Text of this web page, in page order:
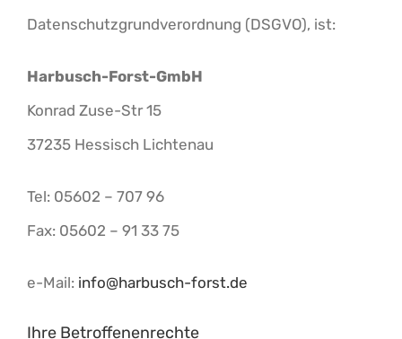
Datenschutzgrundverordnung (DSGVO), ist:
Harbusch-Forst-GmbH
Konrad Zuse-Str 15
37235 Hessisch Lichtenau
Tel: 05602 – 707 96
Fax: 05602 – 91 33 75
e-Mail: info@harbusch-forst.de
Ihre Betroffenenrechte